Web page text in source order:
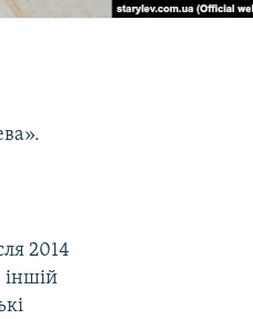
2014
іншій